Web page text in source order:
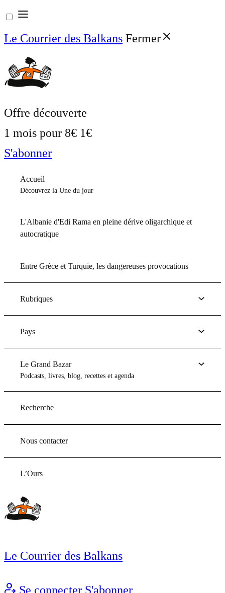
Aller
au
contenu
Le Courrier des Balkans Fermer
Offre découverte
1 mois pour 8€ 1€
S'abonner
Accueil
Découvrez la Une du jour
L'Albanie d'Edi Rama en pleine dérive oligarchique et
autocratique
Entre Grèce et Turquie, les dangereuses provocations
Rubriques
Pays
Le Grand Bazar
Podcasts, livres, blog, recettes et agenda
Recherche
Nous contacter
L’Ours
Le Courrier des Balkans
Se connecter S'abonner